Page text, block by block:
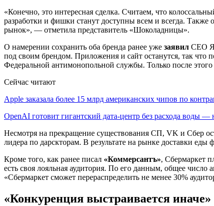
«Конечно, это интересная сделка. Считаем, что
разработки и фишки станут доступны всем и всегда. Также
рынок», — отметила представитель «Шоколадницы».
О намерении сохранить оба бренда ранее уже заявил CEO
под своим брендом. Приложения и сайт останутся, так что
Федеральной антимонопольной службы. Только после
Сейчас читают
Apple заказала более 15 млрд американских чипов по
OpenAI готовит гигантский дата-центр без расхода воды
Несмотря на прекращение существования СП, VK и Сбер
лидера по дарскторам. В результате на рынке доставки
Кроме того, как ранее писал «Коммерсантъ», Сбермаркет
есть своя лояльная аудитория. По его данным, общее
«Сбермаркет сможет перераспределить не менее 30%
«Конкуренция выстраивается иначе»